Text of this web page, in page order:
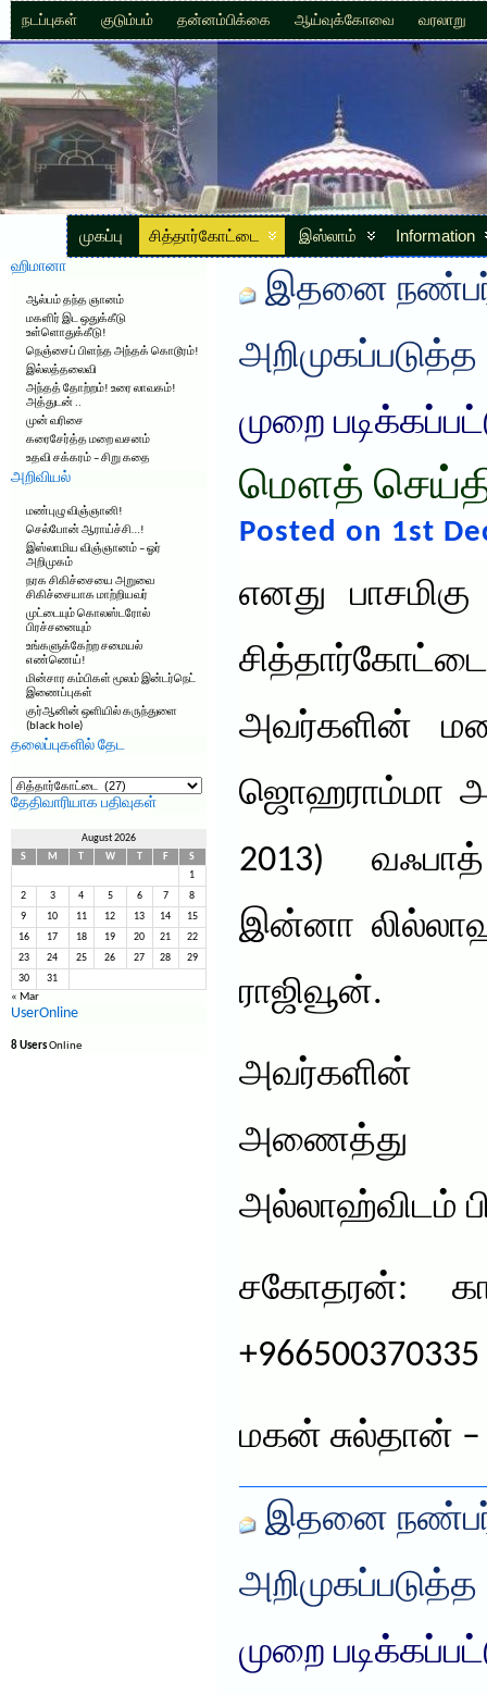
நடப்புகள் குடும்பம் தன்னம்பிக்கை ஆய்வுக்கோவை வரலாறு
முகப்பு சித்தார்கோட்டை இஸ்லாம் Information
ஹிமானா
ஆல்பம் தந்த ஞானம்
மகளிர் இட ஒதுக்கீடு
உள்ளொதுக்கீடு!
நெஞ்சைப் பிளந்த அந்தக் கொடூரம்!
இல்லத்தலைவி
அந்தத் தோற்றம்! உரை லாவகம்!
அத்துடன் ..
முன் வரிசை
கரைசேர்த்த மறை வசனம்
உதவி சக்கரம் – சிறு கதை
அறிவியல்
மண்புழு விஞ்ஞானி!
செல்போன் ஆராய்ச்சி…!
இஸ்லாமிய விஞ்ஞானம் – ஓர்
அறிமுகம்
நரக சிகிச்சையை அறுவை
சிகிச்சையாக மாற்றியவர்
முட்டையும் கொலஸ்டரோல்
பிரச்சனையும்
உங்களுக்கேற்ற சமையல்
எண்ணெய்!
மின்சார கம்பிகள் மூலம் இன்டர்நெட்
இணைப்புகள்
குர்ஆனின் ஒளியில் கருந்துளை
(black hole)
தலைப்புகளில் தேட
தலைப்புகளில்
தேட
தேதிவாரியாக பதிவுகள்
August 2026
S
M W F
S
1
2 3 4 5 6 7 8
9 10 11 12 13 14 15
16 17 18 19 20 21 22
23 24 25 26 27 28 29
30 31
« Mar
UserOnline
8 UsersOnline
இதனை
அறிமுகப்படுத்த
முறை
மௌத்
Posted on 1st
எனது
அவர்களின்
ஜொஹராம்மா
2013)
இன்னா
ராஜிவூன்.
அவர்களின்
அணைத்து
அல்லாஹ்விடம்
சகோதரன்:
+966500370335
மகன் சுல்தான் –
இதனை
அறிமுகப்படுத்த
முறை